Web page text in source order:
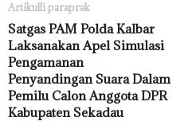
Artikulli paraprak
Satgas PAM Polda Kalbar
Laksanakan Apel Simulasi
Pengamanan
Penyandingan Suara Dalam
Pemilu Calon Anggota DPR
Kabupaten Sekadau